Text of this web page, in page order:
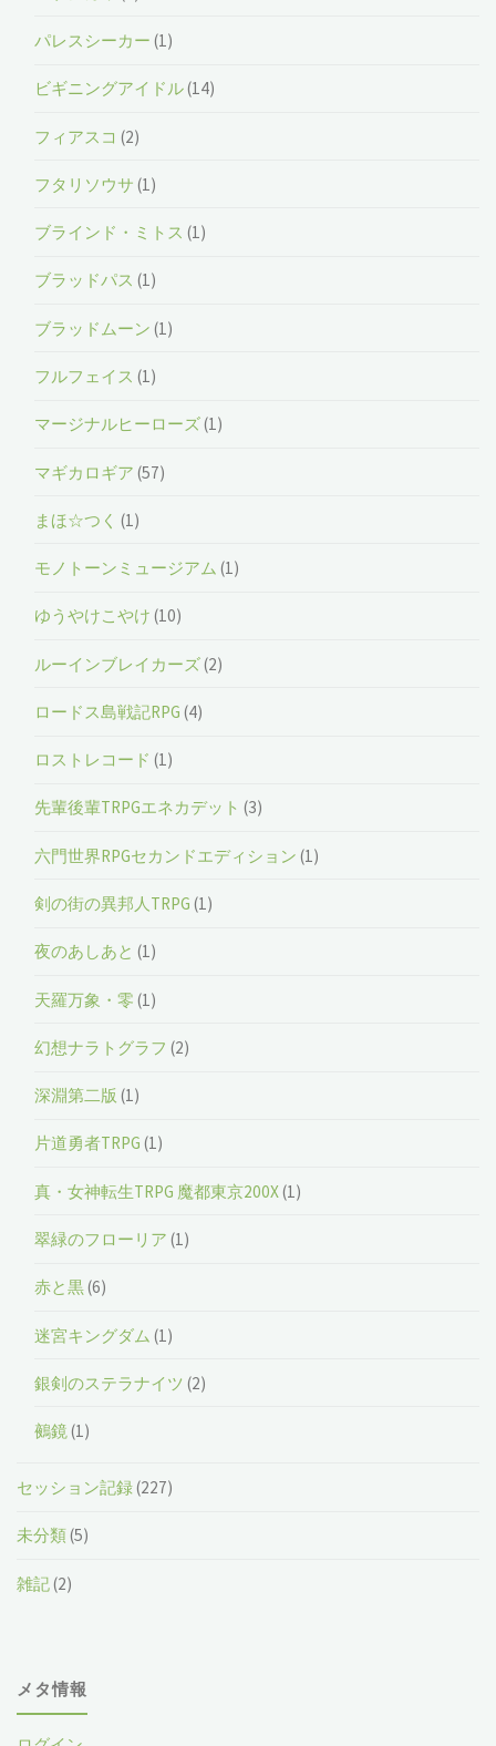
パレスシーカー (1)
ビギニングアイドル(14)
フィアスコ (2)
フタリソウサ (1)
ブラインド・ミトス (1)
ブラッドパス (1)
ブラッドムーン (1)
フルフェイス (1)
マージナルヒーローズ(1)
マギカロギア (57)
まほ☆つく (1)
モノトーンミュージアム (1)
ゆうやけこやけ (10)
ルーインブレイカーズ(2)
ロードス島戦記RPG (4)
ロストレコード (1)
先輩後輩TRPGエネカデット (3)
六門世界RPGセカンドエディション (1)
剣の街の異邦人TRPG (1)
夜のあしあと (1)
天羅万象・零 (1)
幻想ナラトグラフ (2)
深淵第二版 (1)
片道勇者TRPG (1)
真・女神転生TRPG 魔都東京200X(1)
翠緑のフローリア (1)
赤と黒(6)
迷宮キングダム (1)
銀剣のステラナイツ (2)
鵺鏡(1)
セッション記録(227)
未分類(5)
雑記(2)
メタ情報